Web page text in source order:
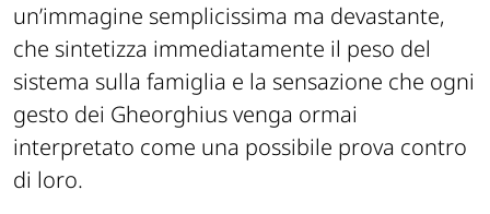
un’immagine semplicissima ma devastante,
che sintetizza immediatamente il peso del
sistema sulla famiglia e la sensazione che ogni
gesto dei Gheorghius venga ormai
interpretato come una possibile prova contro
di loro.